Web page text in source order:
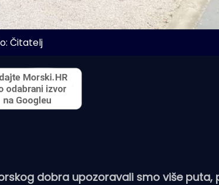
Čitatelj
dobra upozoravali smo više puta,